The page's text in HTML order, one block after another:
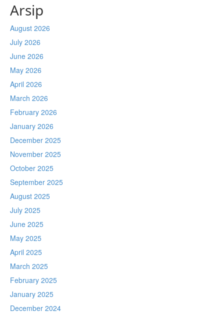
Arsip
August 2026
July 2026
June 2026
May 2026
April 2026
March 2026
February 2026
January 2026
December 2025
November 2025
October 2025
September 2025
August 2025
July 2025
June 2025
May 2025
April 2025
March 2025
February 2025
January 2025
December 2024